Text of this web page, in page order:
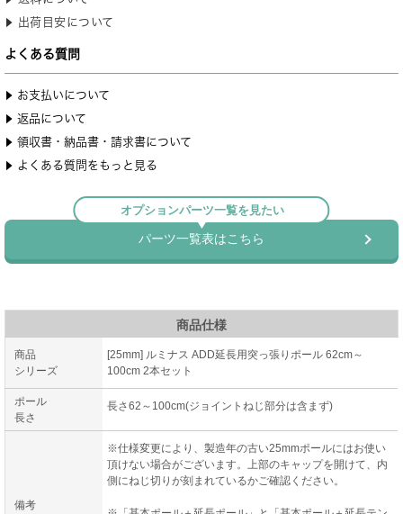
商品仕様
商品
シリーズ
[25mm] ルミナス ADD延長用突っ張りポール 62cm～
100cm 2本セット
ポール
長さ
長さ62～100cm(ジョイントねじ部分は含まず)
備考
※仕様変更により、製造年の古い25mmポールにはお使い
頂けない場合がございます。上部のキャップを開けて、内
側にねじ切りが刻まれているかご確認ください。